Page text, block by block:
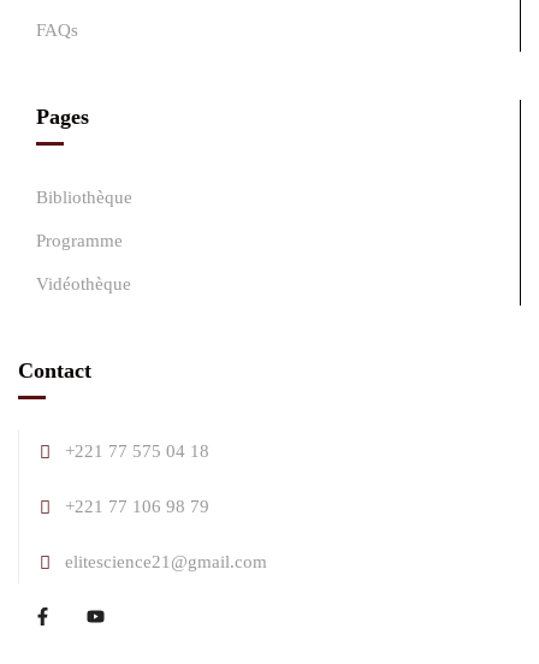
FAQs
Pages
Bibliothèque
Programme
Vidéothèque
Contact
+221 77 575 04 18
+221 77 106 98 79
elitescience21@gmail.com